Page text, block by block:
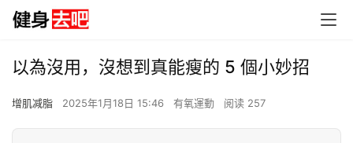
以為沒用，沒想到真能瘦的 5 個小妙招
增肌减脂 2025年1月18日 15:46 有氧運動 阅读 257